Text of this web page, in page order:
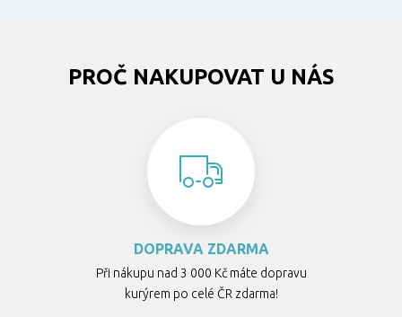
PROČ NAKUPOVAT U NÁS
DOPRAVA ZDARMA
Při nákupu nad 3 000 Kč máte dopravu
kurýrem po celé ČR zdarma!